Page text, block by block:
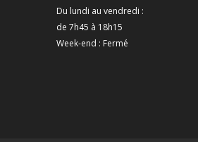
Du lundi au vendredi :
de 7h45 à 18h15
Week-end : Fermé